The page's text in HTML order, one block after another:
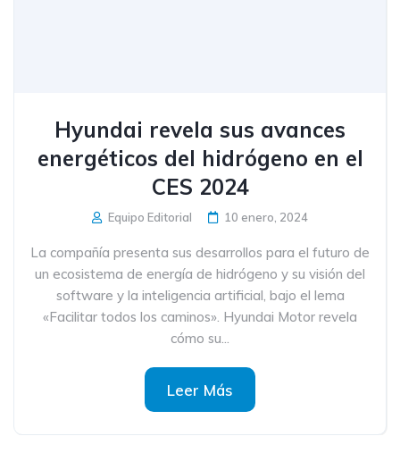
Hyundai revela sus avances
energéticos del hidrógeno en el
CES 2024
Equipo Editorial 10 enero, 2024
La compañía presenta sus desarrollos para el futuro de
un ecosistema de energía de hidrógeno y su visión del
software y la inteligencia artificial, bajo el lema
«Facilitar todos los caminos». Hyundai Motor revela
cómo su...
Leer Más